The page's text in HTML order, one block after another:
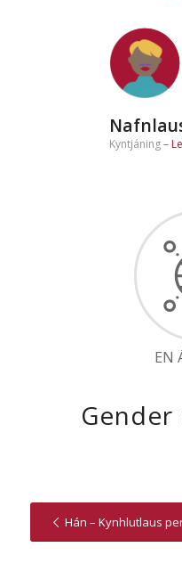
Kyntjáning–
EN
Gender
Hán – Kynhlutlaus